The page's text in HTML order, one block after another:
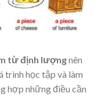
từ định lượngnên
trình học tập và làm
hợp những điều cần